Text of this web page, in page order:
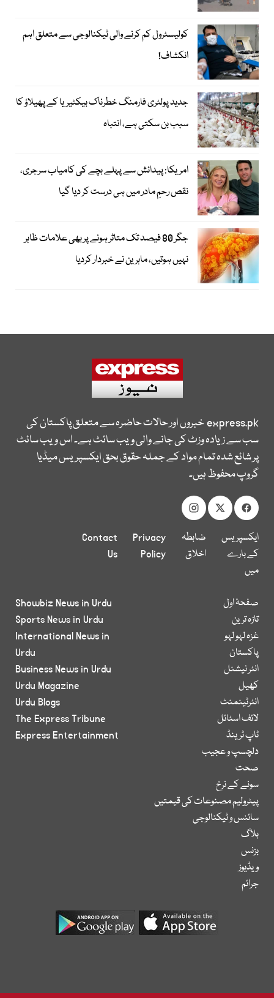
کولیسٹرول کم کرنے والی ٹیکنالوجی سے متعلق اہم
انکشاف!
جدید پولٹری فارمنگ خطرناک بیکٹیریا کے پھیلاؤ کا
سبب بن سکتی ہے، انتباہ
امریکا: پیدائش سے پہلے بچے کی کامیاب سرجری،
نقص رحمِ مادر میں ہی درست کر دیا گیا
جگر 80 فیصد تک متاثر ہونے پر بھی علامات ظاہر
نہیں ہوتیں، ماہرین نے خبردار کردیا
express.pkخبروں اور حالات حاضرہ سے متعلق پاکستان کی
سب سے زیادہ وزٹ کی جانے والی ویب سائٹ ہے۔ اس ویب سائٹ
پر شائع شدہ تمام مواد کے جملہ حقوق بحق ایکسپریس میڈیا
گروپ محفوظ ہیں۔
ایکسپریس
کے بارے
میں
ضابطہ
اخلاق
Privacy
Policy
Contact
Us
صفحۂ اول
تازہ ترین
غزہ لہو لہو
پاکستان
انٹر نیشنل
کھیل
انٹرٹینمنٹ
لائف اسٹائل
ٹاپ ٹرینڈ
دلچسپ و عجیب
صحت
سونے کے نرخ
پیٹرولیم مصنوعات کی قیمتیں
سائنس و ٹیکنالوجی
بلاگ
بزنس
ویڈیوز
جرائم
Showbiz News in Urdu
Sports News in Urdu
International News in
Urdu
Business News in Urdu
Urdu Magazine
Urdu Blogs
The Express Tribune
Express Entertainment